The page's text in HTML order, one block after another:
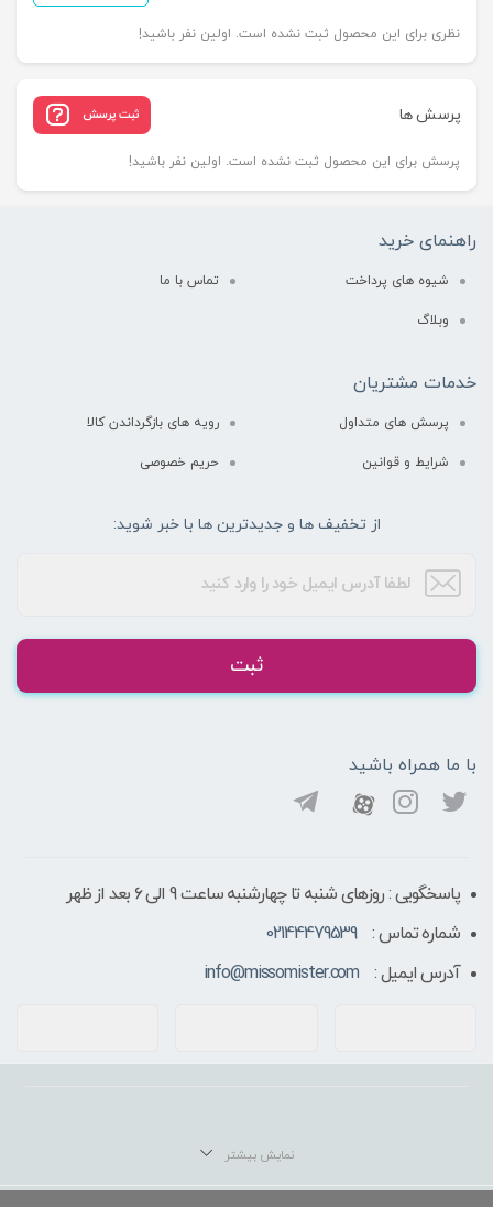
نظری برای این محصول ثبت نشده است. اولین نفر باشید!
پرسش ها ثبت پرسش
پرسش برای این محصول ثبت نشده است. اولین نفر باشید!
راهنمای خرید
شیوه های پرداخت تماس با ما
وبلاگ
خدمات مشتریان
پرسش های متداول رویه های بازگرداندن کالا
شرایط و قوانین حریم خصوصی
از تخفیف ها و جدیدترین ها با خبر شوید:
ثبت
با ما همراه باشید
پاسخگویی : روزهای شنبه تا چهارشنبه ساعت 9 الی ۶ بعد از ظهر
شماره تماس :
02144479539
آدرس ایمیل :
info@missomister.com